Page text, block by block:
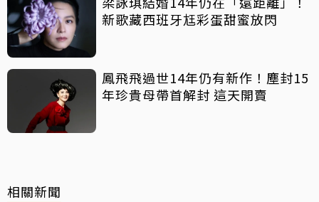
新歌藏西班牙尪彩蛋甜蜜放閃
鳳飛飛過世14年仍有新作！塵封15
年珍貴母帶首解封 這天開賣
相關新聞